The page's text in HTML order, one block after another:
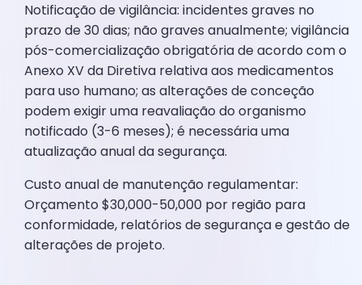
Notificação de vigilância: incidentes graves no
prazo de 30 dias; não graves anualmente; vigilância
pós-comercialização obrigatória de acordo com o
Anexo XV da Diretiva relativa aos medicamentos
para uso humano; as alterações de conceção
podem exigir uma reavaliação do organismo
notificado (3-6 meses); é necessária uma
atualização anual da segurança.
Custo anual de manutenção regulamentar:
Orçamento $30,000-50,000 por região para
conformidade, relatórios de segurança e gestão de
alterações de projeto.